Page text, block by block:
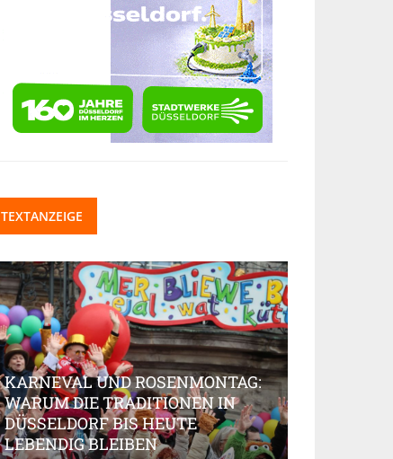
TEXTANZEIGE
KARNEVAL UND ROSENMONTAG:
WARUM DIE TRADITIONEN IN
DÜSSELDORF BIS HEUTE
LEBENDIG BLEIBEN